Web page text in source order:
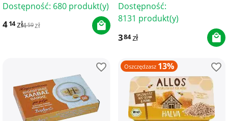
Dostępność: 680 produkt(y)
414zł459zł
Dostępność:
8131 produkt(y)
384zł
Oszczędzasz 13%